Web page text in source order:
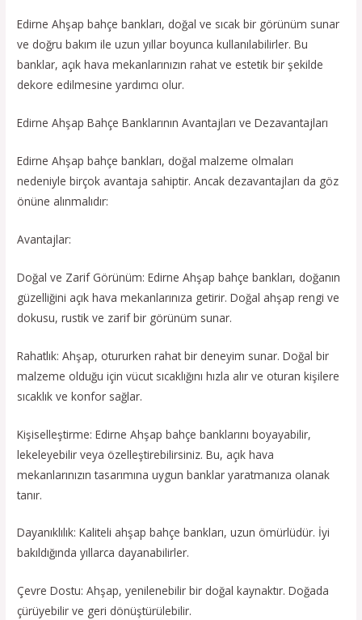
Edirne Ahşap bahçe bankları, doğal ve sıcak bir görünüm sunar
ve doğru bakım ile uzun yıllar boyunca kullanılabilirler. Bu
banklar, açık hava mekanlarınızın rahat ve estetik bir şekilde
dekore edilmesine yardımcı olur.
Edirne Ahşap Bahçe Banklarının Avantajları ve Dezavantajları
Edirne Ahşap bahçe bankları, doğal malzeme olmaları
nedeniyle birçok avantaja sahiptir. Ancak dezavantajları da göz
önüne alınmalıdır:
Avantajlar:
Doğal ve Zarif Görünüm: Edirne Ahşap bahçe bankları, doğanın
güzelliğini açık hava mekanlarınıza getirir. Doğal ahşap rengi ve
dokusu, rustik ve zarif bir görünüm sunar.
Rahatlık: Ahşap, otururken rahat bir deneyim sunar. Doğal bir
malzeme olduğu için vücut sıcaklığını hızla alır ve oturan kişilere
sıcaklık ve konfor sağlar.
Kişiselleştirme: Edirne Ahşap bahçe banklarını boyayabilir,
lekeleyebilir veya özelleştirebilirsiniz. Bu, açık hava
mekanlarınızın tasarımına uygun banklar yaratmanıza olanak
tanır.
Dayanıklılık: Kaliteli ahşap bahçe bankları, uzun ömürlüdür. İyi
bakıldığında yıllarca dayanabilirler.
Çevre Dostu: Ahşap, yenilenebilir bir doğal kaynaktır. Doğada
çürüyebilir ve geri dönüştürülebilir.